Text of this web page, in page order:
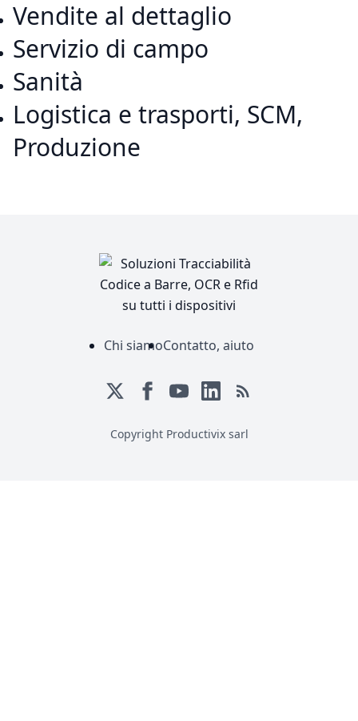
Vendite al dettaglio
Servizio di campo
Sanità
Logistica e trasporti, SCM,
Produzione
Chi siamoContatto, aiuto
Copyright Productivix sarl